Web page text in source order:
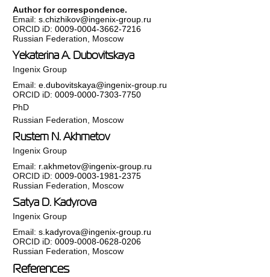
Author for correspondence.
Email:s.chizhikov@ingenix-group.ru
ORCID iD:0009-0004-3662-7216
Russian Federation, Moscow
Yekaterina A. Dubovitskaya
Ingenix Group
Email:e.dubovitskaya@ingenix-group.ru
ORCID iD:0009-0000-7303-7750
PhD
Russian Federation, Moscow
Rustem N. Akhmetov
Ingenix Group
Email: r.akhmetov@ingenix-group.ru
ORCID iD:0009-0003-1981-2375
Russian Federation, Moscow
Satya D. Kadyrova
Ingenix Group
Email:s.kadyrova@ingenix-group.ru
ORCID iD:0009-0008-0628-0206
Russian Federation, Moscow
References